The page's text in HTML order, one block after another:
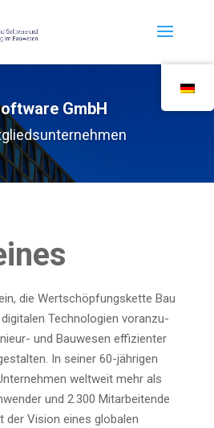
GmbH
die Wert­schöp­fungs­ket­te Bau
Tech­no­lo­gien vor­an­zu­
und Bau­we­sen effi­zi­en­ter
In sei­ner 60-jäh­ri­gen
welt­weit mehr als
und 2.300 Mit­ar­bei­ten­de
der Visi­on eines glo­ba­len